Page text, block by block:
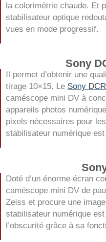
la colorimétrie chaude. Et
stabilisateur optique
vues en mode progressif.
Sony
Il permet d’obtenir une
tirage 10×15. Le Sony
caméscope mini DV à
appareils photos
pixels nécessaires pour
stabilisateur numérique
Doté d’un énorme écran
caméscope mini DV de
Zeiss et procure une
stabilisateur numérique
l’obscurité grâce à sa